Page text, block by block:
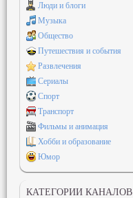
Люди и блоги
Музыка
Общество
Путешествия и события
Развлечения
Сериалы
Спорт
Транспорт
Фильмы и анимация
Хобби и образование
Юмор
КАТЕГОРИИ КАНАЛОВ